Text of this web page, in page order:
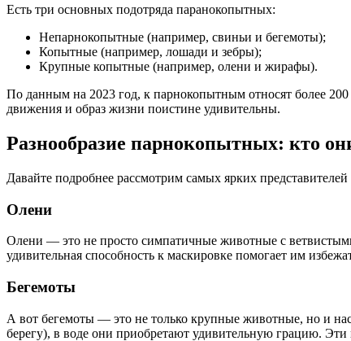
Есть три основных подотряда паранокопытных:
Непарнокопытные (например, свиньи и бегемоты);
Копытные (например, лошади и зебры);
Крупные копытные (например, олени и жирафы).
По данным на 2023 год, к парнокопытным относят более
движения и образ жизни поистине удивительны.
Разнообразие парнокопытных: кто
Давайте подробнее рассмотрим самых ярких
Олени
Олени — это не просто симпатичные животные с
удивительная способность к маскировке помогает им
Бегемоты
А вот бегемоты — это не только крупные животные, но и
берегу), в воде они приобретают удивительную грацию.